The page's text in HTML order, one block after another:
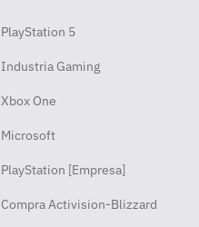
PlayStation 5
Industria Gaming
Xbox One
Microsoft
PlayStation [Empresa]
Compra Activision-Blizzard